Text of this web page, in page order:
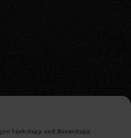
Tankstopp und Boxenstopp